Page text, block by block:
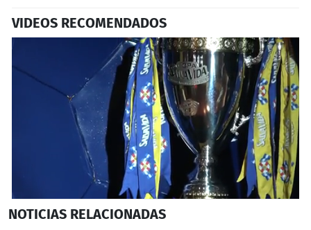
VIDEOS RECOMENDADOS
seconds
NOTICIAS RELACIONADAS